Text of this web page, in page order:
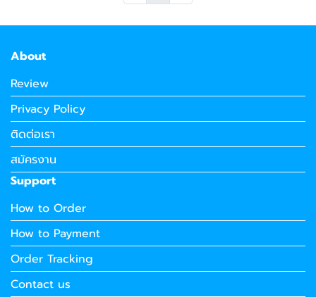
About
Review
Privacy Policy
ติดต่อเรา
สมัครงาน
Support
How to Order
How to Payment
Order Tracking
Contact us